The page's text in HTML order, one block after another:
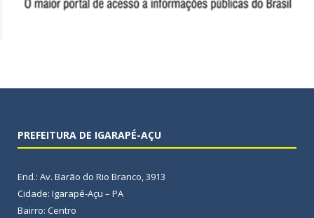
PREFEITURA DE IGARAPÉ-AÇU
End.: Av. Barão do Rio Branco, 3913
Cidade: Igarapé-Açu – PA
Bairro: Centro